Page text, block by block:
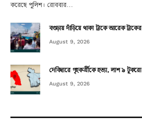
করেছে পুলিশ। রোববার…
বগুড়ায় দাঁড়িয়ে থাকা ট্রাকে আরেক
August 9, 2026
দেবিদ্বারে গৃহকর্ত্রীকে হত্যা, লাশ ৯
August 9, 2026